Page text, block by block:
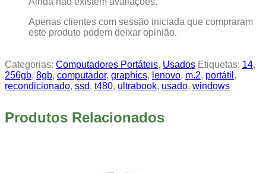
Apenas clientes com sessão iniciada que compraram
este produto podem deixar opinião.
Categorias: Computadores Portáteis, Usados Etiquetas: 14,
256gb, 8gb, computador, graphics, lenovo, m.2, portátil ,
recondicionado, ssd, t480, ultrabook, usado, windows
Produtos Relacionados